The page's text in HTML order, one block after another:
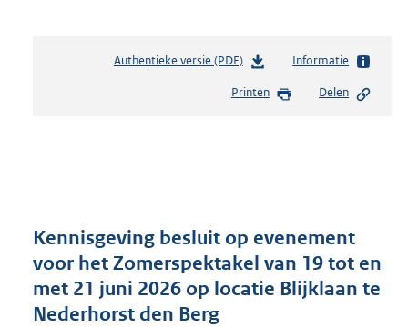
Authentieke versie (PDF)b
s
r
o
t
Informatie
Printen Delen
Kennisgeving besluit op evenement
voor het Zomerspektakel van 19 tot en
met 21 juni 2026 op locatie Blijklaan te
Nederhorst den Berg